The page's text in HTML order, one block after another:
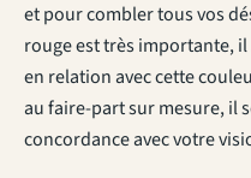
et pour combler tous vos
rouge est très importante,
en relation avec cette
au faire-part sur mesure, il
concordance avec votre